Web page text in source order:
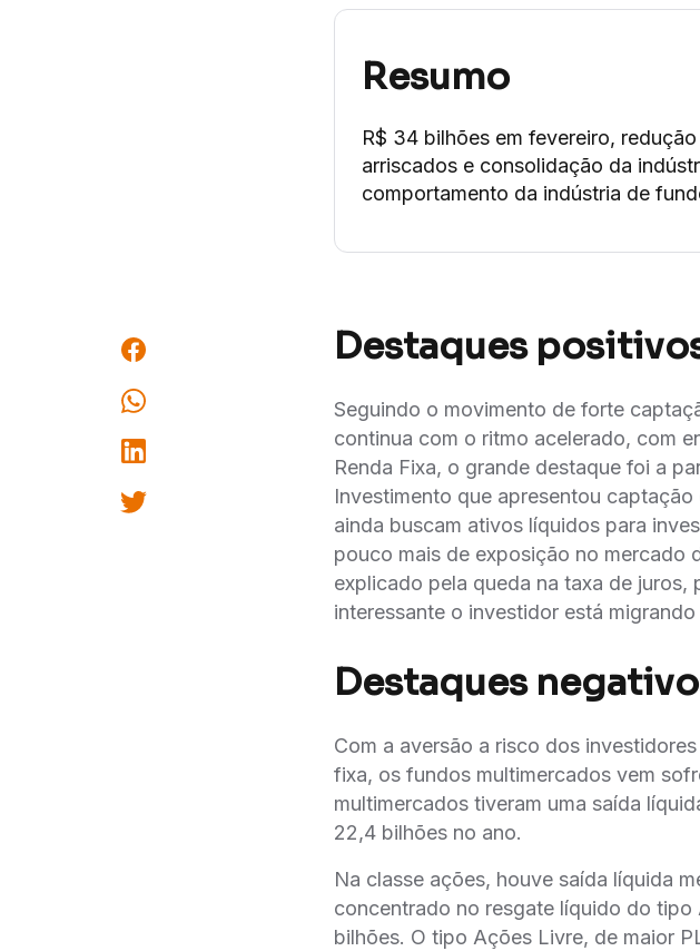
Resumo
R$ 34 bilhões em fevereiro,
arriscados e consolidação da
comportamento da indústria de
Destaques
Seguindo o movimento de forte
continua com o ritmo acelerado, com
Renda Fixa, o grande destaque foi a
Investimento que apresentou
ainda buscam ativos líquidos para
pouco mais de exposição no mercado
explicado pela queda na taxa de juros,
interessante o investidor está
Destaques
Com a aversão a risco dos
fixa, os fundos multimercados vem
multimercados tiveram uma saída
22,4 bilhões no ano.
Na classe ações, houve saída líquida
concentrado no resgate líquido do tipo
bilhões. O tipo Ações Livre, de maior